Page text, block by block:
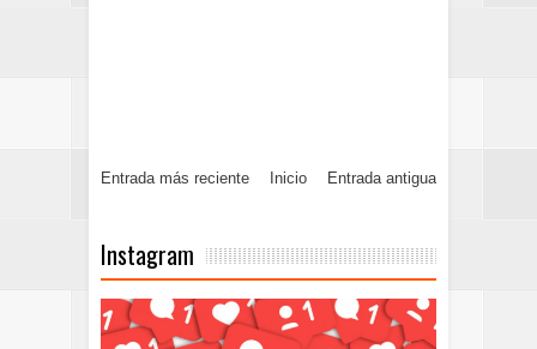
Entrada más reciente Entrada antigua
Inicio
Instagram